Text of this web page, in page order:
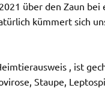
über den Zaun
kümmert sich
, ist
Staupe,